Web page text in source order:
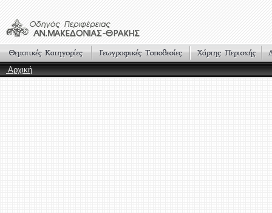
Αρχική